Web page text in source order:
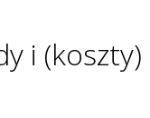
i (koszty)